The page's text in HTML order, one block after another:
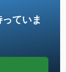
ていま